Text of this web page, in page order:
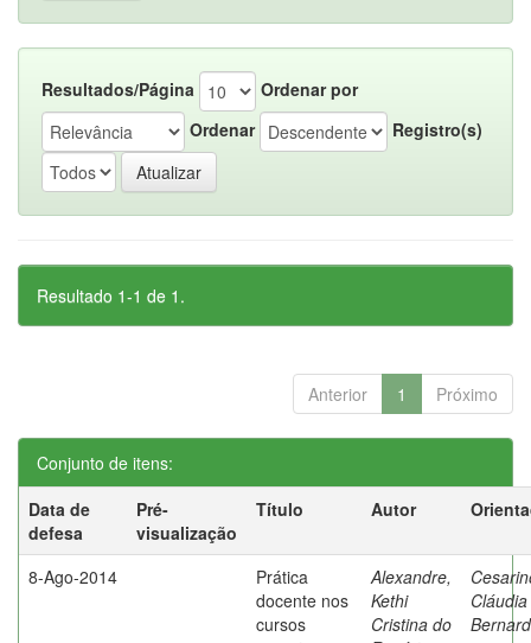
Resultados/Página
Ordenar por
Ordenar
Registro(s)
Resultado 1-1 de 1.
Anterior 1 Próximo
Conjunto de itens:
Data de
defesa
Pré-
visualização
Título Autor
8-Ago-2014
Prática
docente nos
cursos
Alexandre,
Kethi
Cristina do
Cláudia